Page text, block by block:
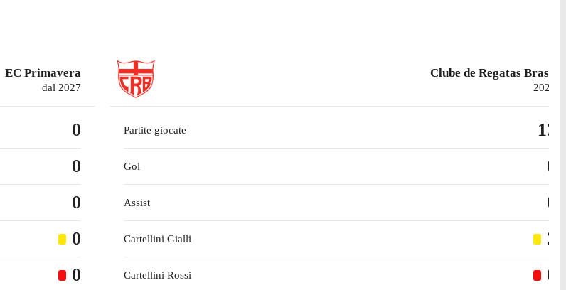
EC Primavera
dal 2027
0
0
0
0
0
Clube de Regatas Brasil
2026
Partite giocate 13
Gol 0
Assist 0
Cartellini Gialli 2
Cartellini Rossi 0